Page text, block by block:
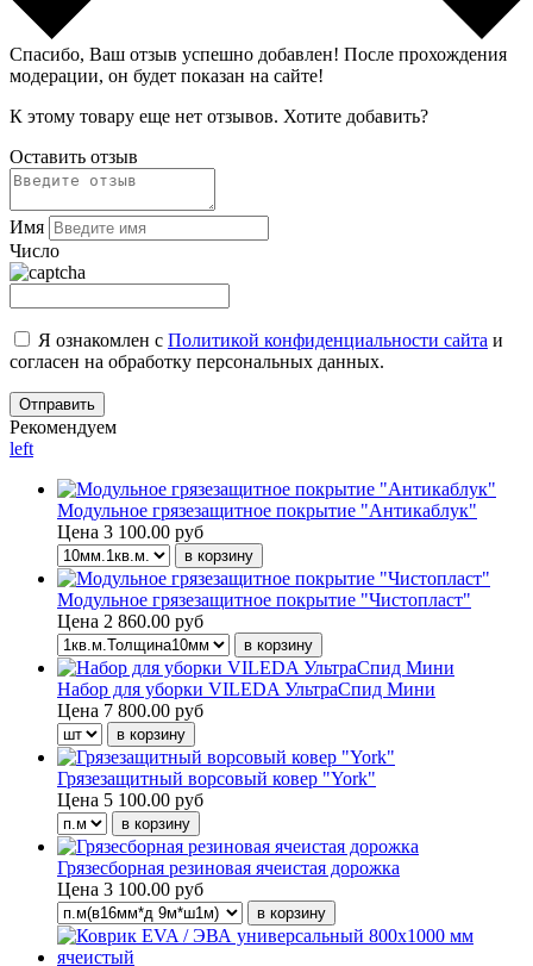
Спасибо, Ваш отзыв успешно добавлен! После прохождения
модерации, он будет показан на сайте!
К этому товару еще нет отзывов. Хотите добавить?
Оставить отзыв
Имя
Число
Я ознакомлен с Политикой конфиденциальности сайта и
согласен на обработку персональных данных.
Рекомендуем
left
Модульное грязезащитное покрытие "Антикаблук"
Цена 3 100.00 руб
Модульное грязезащитное покрытие "Чистопласт"
Цена 2 860.00 руб
Набор для уборки VILEDA УльтраСпид Мини
Цена 7 800.00 руб
Грязезащитный ворсовый ковер "York"
Цена 5 100.00 руб
Грязесборная резиновая ячеистая дорожка
Цена 3 100.00 руб